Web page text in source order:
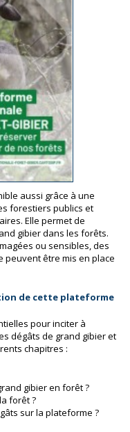
aussi grâce à une
forestiers publics et
Elle permet de
gibier dans les forêts.
ou sensibles, des
être mis en place
de cette plateforme
pour inciter à
dégâts de grand gibier et
chapitres :
gibier en forêt ?
forêt ?
sur la plateforme ?